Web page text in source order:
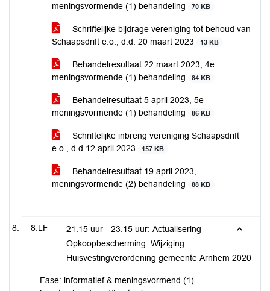
meningsvormende (1) behandeling
70 KB
Schriftelijke bijdrage vereniging tot behoud van
Schaapsdrift e.o., d.d. 20 maart 2023
13 KB
Behandelresultaat 22 maart 2023, 4e
meningsvormende (1) behandeling
84 KB
Behandelresultaat 5 april 2023, 5e
meningsvormende (1) behandeling
86 KB
Schriftelijke inbreng vereniging Schaapsdrift
e.o., d.d.12 april 2023
157 KB
Behandelresultaat 19 april 2023,
meningsvormende (2) behandeling
88 KB
8.LF
21.15 uur - 23.15 uur: Actualisering
Opkoopbescherming: Wijziging
Huisvestingverordening gemeente Arnhem 2020
Fase: informatief & meningsvormend (1)